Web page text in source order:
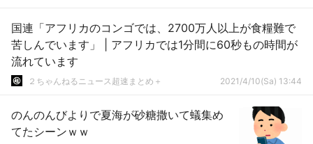
国連「アフリカのコンゴでは、2700万人以上が食糧難で
苦しんでいます」 | アフリカでは1分間に60秒もの時間が
流れています
２ちゃんねるニュース超速まとめ＋ 2021/4/10(Sa) 13:44
のんのんびよりで夏海が砂糖撒いて蟻集め
てたシーンｗｗ